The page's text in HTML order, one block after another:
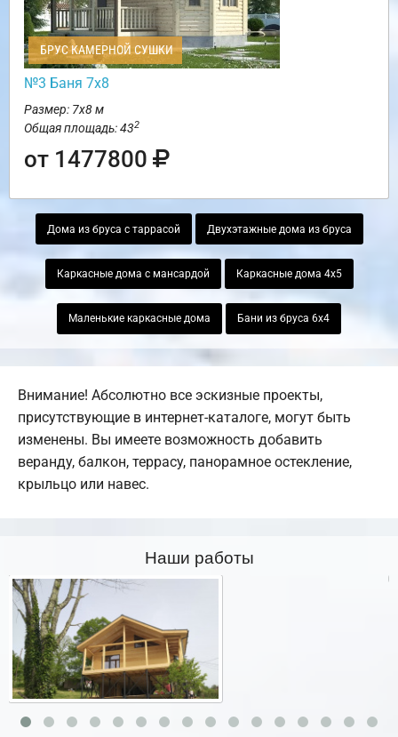
БРУС КАМЕРНОЙ СУШКИ
№3 Баня 7х8
Размер: 7х8 м
Общая площадь: 432
от 1477800
Дома из бруса с таррасой Двухэтажные дома из бруса
Каркасные дома с мансардой Каркасные дома 4х5
Маленькие каркасные дома Бани из бруса 6х4
Внимание! Абсолютно все эскизные проекты,
присутствующие в интернет-каталоге, могут быть
изменены. Вы имеете возможность добавить
веранду, балкон, террасу, панорамное остекление,
крыльцо или навес.
Наши работы